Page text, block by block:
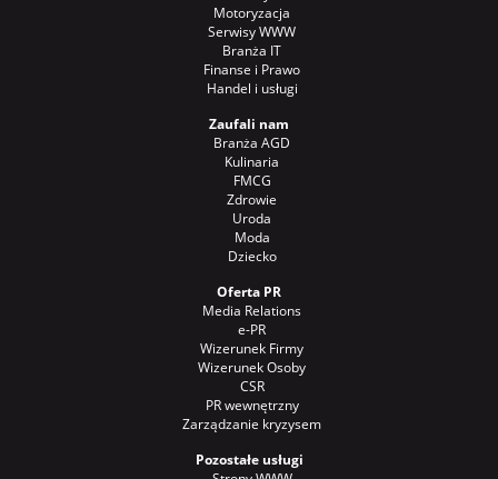
Motoryzacja
Serwisy WWW
Branża IT
Finanse i Prawo
Handel i usługi
Zaufali nam
Branża AGD
Kulinaria
FMCG
Zdrowie
Uroda
Moda
Dziecko
Oferta PR
Media Relations
e-PR
Wizerunek Firmy
Wizerunek Osoby
CSR
PR wewnętrzny
Zarządzanie kryzysem
Pozostałe usługi